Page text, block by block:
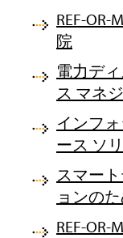
REF-
院
電力デ
ス マネ
インフ
ース ソ
スマー
ョンのた
REF-